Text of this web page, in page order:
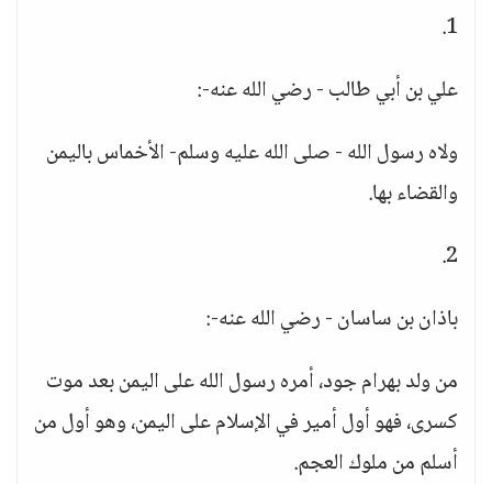
1.
علي بن أبي طالب - رضي الله عنه-:
ولاه رسول الله - صلى الله عليه وسلم- الأخماس باليمن
والقضاء بها.
2.
باذان بن ساسان - رضي الله عنه-:
من ولد بهرام جود، أمره رسول الله على اليمن بعد موت
كسرى، فهو أول أمير في الإسلام على اليمن، وهو أول من
أسلم من ملوك العجم.